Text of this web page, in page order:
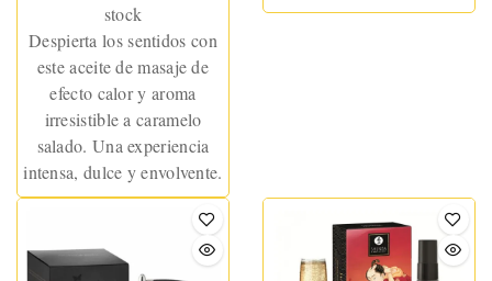
stock
Despierta los sentidos con
este aceite de masaje de
efecto calor y aroma
irresistible a caramelo
salado. Una experiencia
intensa, dulce y envolvente.